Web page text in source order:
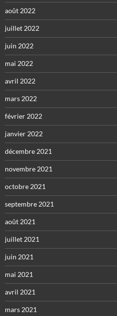
août 2022
juillet 2022
juin 2022
mai 2022
avril 2022
mars 2022
février 2022
janvier 2022
décembre 2021
novembre 2021
octobre 2021
septembre 2021
août 2021
juillet 2021
juin 2021
mai 2021
avril 2021
mars 2021